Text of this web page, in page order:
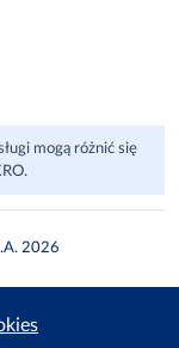
mogą różnić się
2026